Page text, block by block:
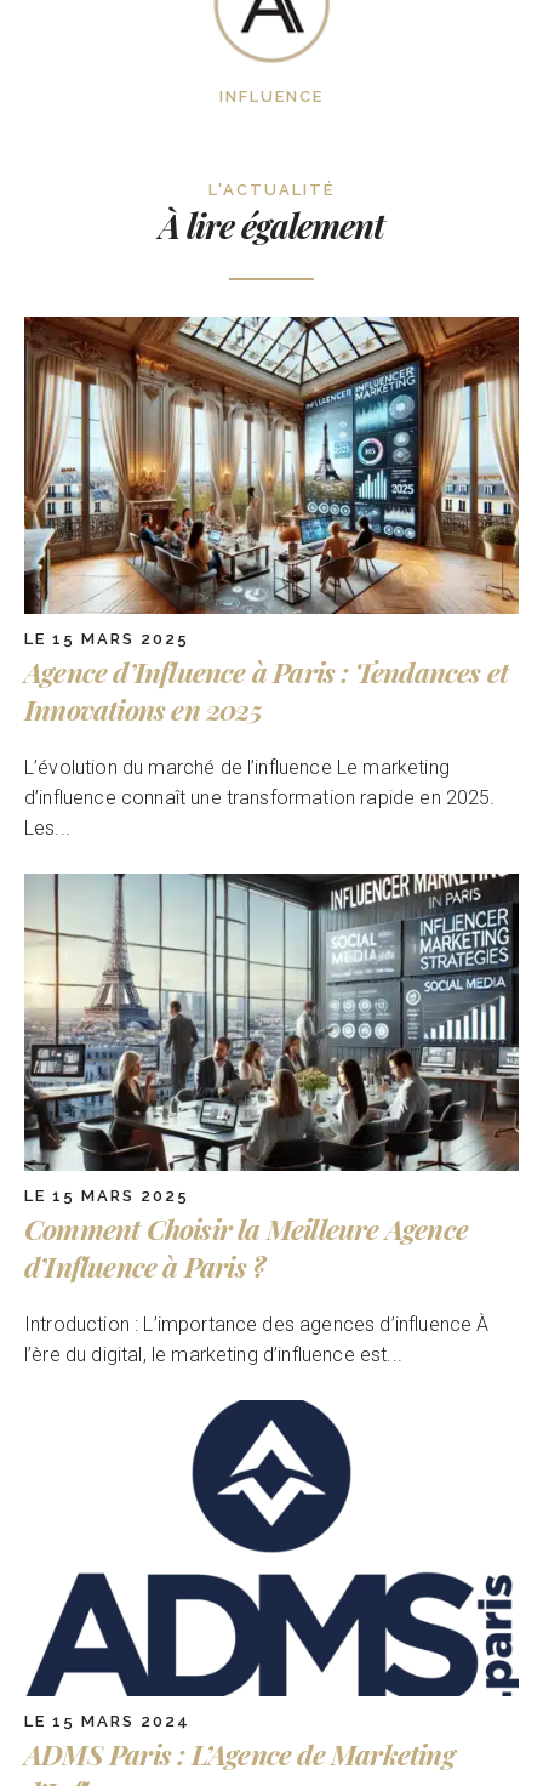
INFLUENCE
L'ACTUALITÉ
À lire également
LE 15 MARS 2025
Agence d’Influence à Paris : Tendances et
Innovations en 2025
L’évolution du marché de l’influence Le marketing
d’influence connaît une transformation rapide en 2025.
Les...
LE 15 MARS 2025
Comment Choisir la Meilleure Agence
d’Influence à Paris ?
Introduction : L’importance des agences d’influence À
l’ère du digital, le marketing d’influence est...
LE 15 MARS 2024
ADMS Paris : L’Agence de Marketing